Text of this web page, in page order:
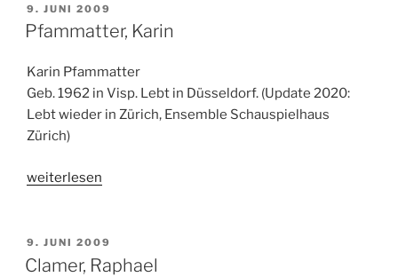
VERÖFFENTLICHT
AM
9. JUNI 2009
Pfammatter, Karin
Karin Pfammatter
Geb. 1962 in Visp. Lebt in Düsseldorf. (Update 2020:
Lebt wieder in Zürich, Ensemble Schauspielhaus
Zürich)
„Pfammatter,
weiterlesen
VERÖFFENTLICHT
AM
9. JUNI 2009
Clamer, Raphael